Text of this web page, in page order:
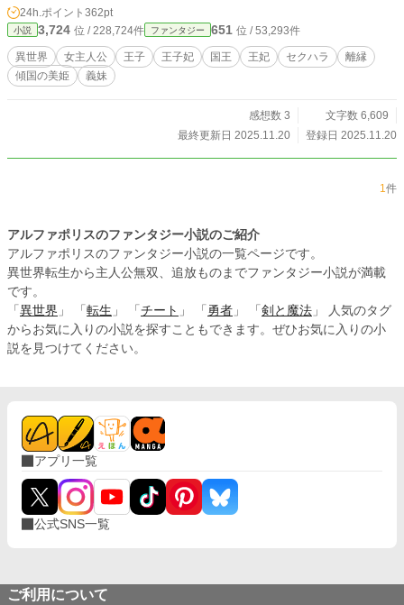
24h.ポイント 362pt
小説 3,724 位 / 228,724件 ファンタジー 651 位 / 53,293件
異世界 女主人公 王子 王子妃 国王 王妃 セクハラ
離縁
傾国の美姫
義妹
感想数 3
文字数 6,609
最終更新日 2025.11.20
登録日 2025.11.20
1件
アルファポリスのファンタジー小説のご紹介
アルファポリスのファンタジー小説の一覧ページです。
異世界転生から主人公無双、追放ものまでファンタジー小説が満載
です。
「 異世界 」 「 転生 」 「 チート 」 「 勇者 」 「 剣と魔法 」 人気のタグ
からお気に入りの小説を探すこともできます。ぜひお気に入りの小
説を見つけてください。
アプリ一覧
公式SNS一覧
ご利用について